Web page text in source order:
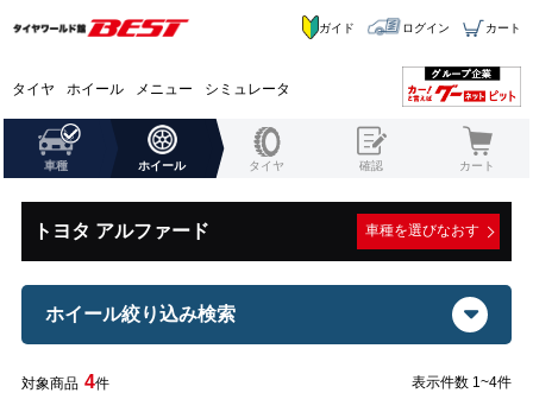
タイヤ ホイール メニュー シミュレータ
ガイド ログイン カート
車種 ホイール タイヤ 確認 カート
トヨタ アルファード 車種を選びなおす
ホイール絞り込み検索
対象商品 4件 表示件数 1~4件